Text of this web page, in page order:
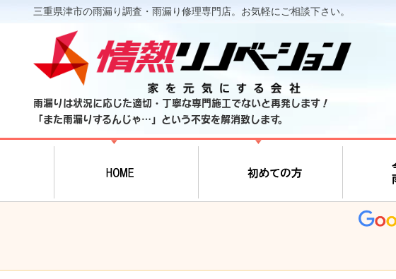
三重県津市の雨漏り調査・雨漏り修理専門店。お気軽にご相談下さい。
雨漏りは状況に応じた適切・丁寧な専門施工でないと再発します！
「また雨漏りするんじゃ…」という不安を解消致します。